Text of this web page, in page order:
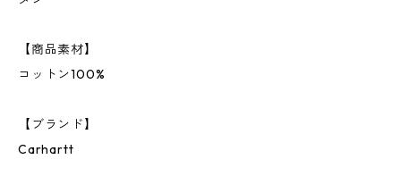
【商品素材】
コットン100%
【ブランド】
Carhartt